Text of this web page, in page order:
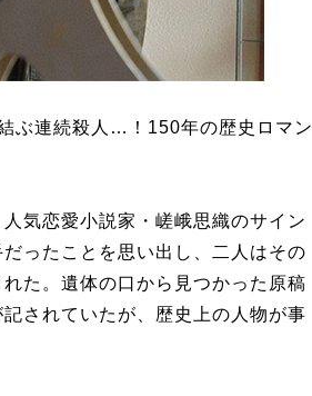
ぶ連続殺人…！150年の歴史ロマン
気恋愛小説家・嵯峨思織のサイン
ったことを思い出し、二人はその
た。遺体の口から見つかった原稿
されていたが、歴史上の人物が事